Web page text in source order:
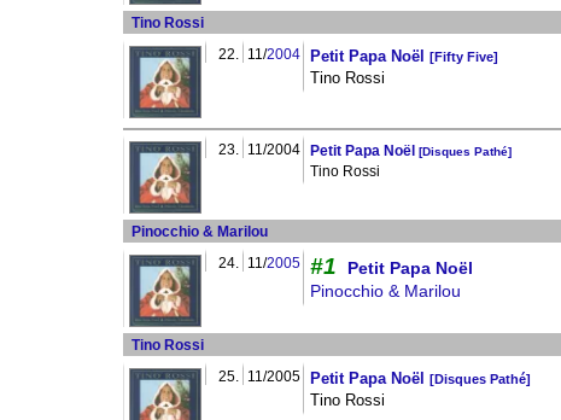
Tino Rossi
22. 11/2004 Petit Papa Noël [Fifty Five]
Tino Rossi
23. 11/2004 Petit Papa Noël [Disques Pathé]
Tino Rossi
Pinocchio & Marilou
24. 11/2005 #1
Petit Papa Noël
Pinocchio & Marilou
Tino Rossi
25. 11/2005 Petit Papa Noël [Disques Pathé]
Tino Rossi